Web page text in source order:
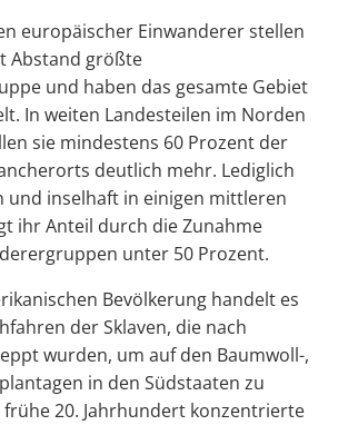
europäischer Einwanderer stellen
Abstand größte
und haben das gesamte Gebiet
In weiten Landesteilen im Norden
sie mindestens 60 Prozent der
deutlich mehr. Lediglich
und inselhaft in einigen mittleren
ihr Anteil durch die Zunahme
unter 50 Prozent.
Bevölkerung handelt es
der Sklaven, die nach
wurden, um auf den Baumwoll-,
in den Südstaaten zu
frühe 20. Jahrhundert konzentrierte